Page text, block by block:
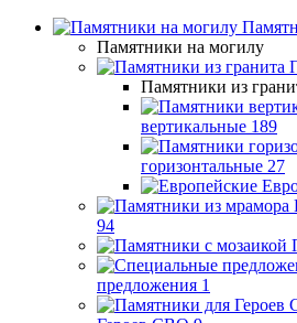
Памятники на могилу
Памятники из
вертикальные 189
горизонтальные 27
94
предложения 1